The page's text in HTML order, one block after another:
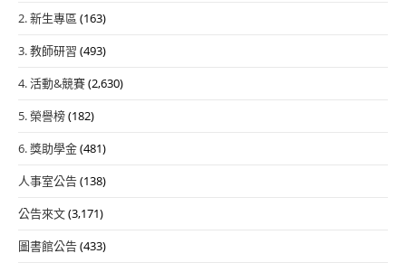
2. 新生專區 (163)
3. 教師研習 (493)
4. 活動&競賽(2,630)
5. 榮譽榜(182)
6. 獎助學金(481)
人事室公告(138)
公告來文(3,171)
圖書館公告(433)